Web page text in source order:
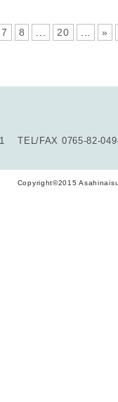
7 8 20 »
TEL/FAX 0765-82-
Copyright©2015